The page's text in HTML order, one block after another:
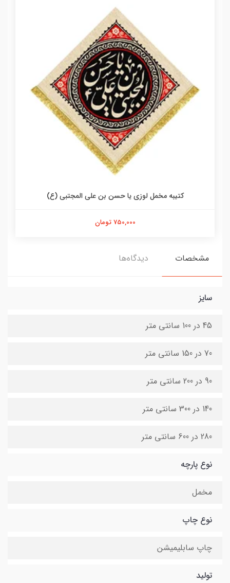
کتیبه مخمل لوزی یا حسن بن علی المجتبی (ع)
750,000 تومان
مشخصات دیدگاه‌ها
سایز
45 در 100 سانتی متر
70 در 150 سانتی متر
90 در 200 سانتی متر
140 در 300 سانتی متر
280 در 600 سانتی متر
نوع پارچه
مخمل
نوع چاپ
چاپ سابلیمیشن
تولید